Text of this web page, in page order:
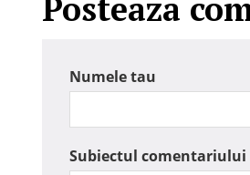
Numele tau
Subiectul comentariului